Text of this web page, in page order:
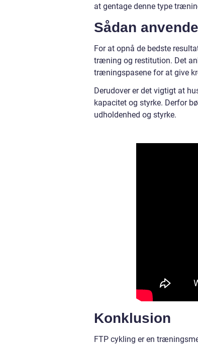
at gentage denne type
Sådan
For at opnå de bedste
træning og restitution. Det
træningspasene for at give
Derudover er det vigtigt at
kapacitet og styrke. Derfor
udholdenhed og styrke.
Konklusion
FTP cykling er en